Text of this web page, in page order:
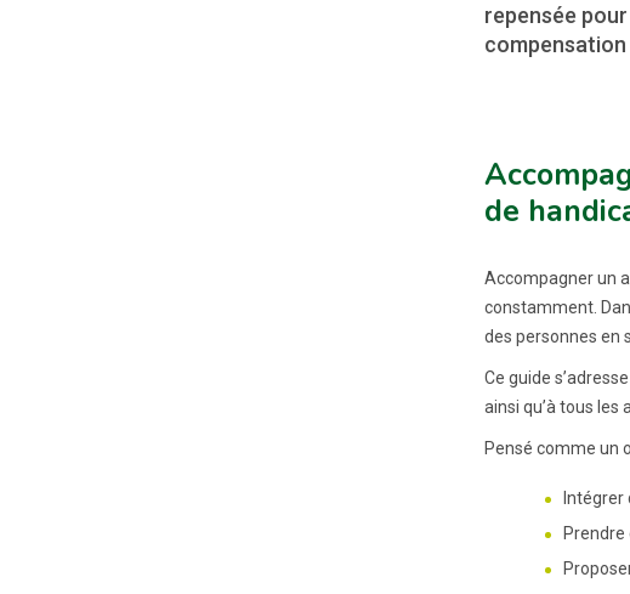
repensée
compensation
de
Accompagner un
constamment.
des personnes en
Ce guide
ainsi qu’à tous
Pensé comme un
Intégrer